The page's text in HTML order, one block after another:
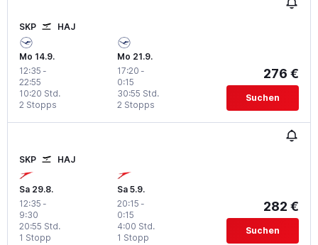
SKP HAJ
Mo 14.9.
12:35 -
22:55
2 Stopps
10:20 Std.
Mo 21.9.
17:20 -
0:15
2 Stopps
30:55 Std.
276 €
Suchen
SKP HAJ
Sa 29.8.
12:35 -
9:30
1 Stopp
20:55 Std.
Sa 5.9.
20:15 -
0:15
1 Stopp
4:00 Std.
282 €
Suchen